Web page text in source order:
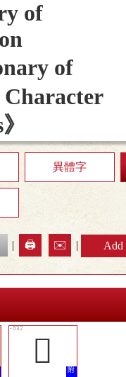
Sitemap
異體字
| 🖨️ ✉️ | Add
󵍖